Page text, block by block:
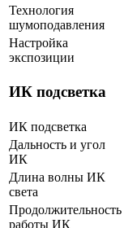
Технология
шумоподавления
Настройка
экспозиции
ИК подсветка
ИК подсветка
Дальность и угол
ИК
Длина волны ИК
света
Продолжительность
работы ИК